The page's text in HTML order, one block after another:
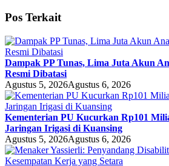
Pos Terkait
Dampak PP Tunas, Lima Juta Akun
Resmi Dibatasi
Agustus 5, 2026Agustus 6, 2026
Kementerian PU Kucurkan Rp101
Jaringan Irigasi di Kuansing
Agustus 5, 2026Agustus 6, 2026